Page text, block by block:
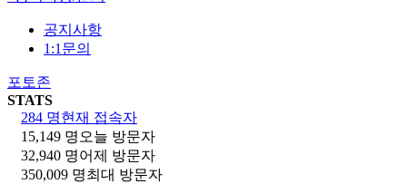
공지사항
1:1문의
포토존
STATS
284 명현재 접속자
15,149 명 오늘 방문자
32,940 명어제 방문자
350,009 명최대 방문자